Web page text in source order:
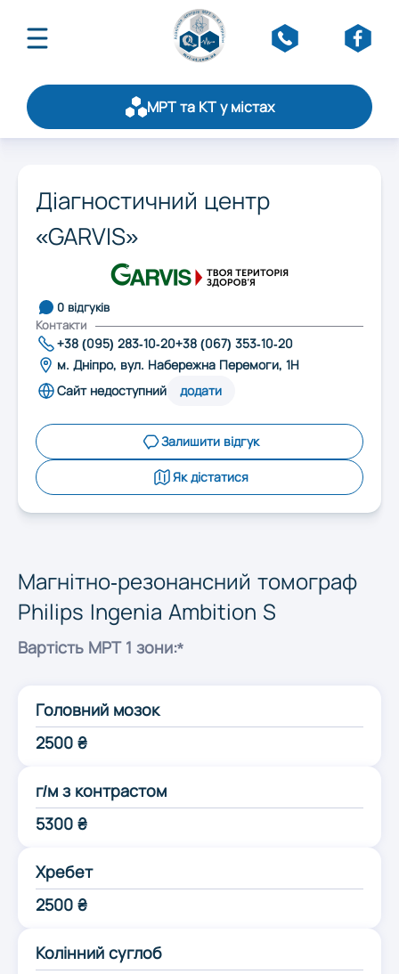
Щорічний рейтинг
Статистика
Стати партнером
Контакти
МРТ та КТ у містах
Вінниця
Житомир
Івано-Франківськ
Кропивницький
Луцьк
Львів
Одеса
Полтава
Діагностичний центр
«GARVIS»
0 відгуків
Контакти
+38 (095) 283-10-20+38 (067) 353-10-20
м. Дніпро, вул. Набережна Перемоги, 1Н
Сайт недоступний
додати
Залишити відгук
Як дістатися
Магнітно-резонансний томограф
Philips Ingenia Ambition S
Вартість МРТ 1 зони:*
Головний мозок
2500 ₴
г/м з контрастом
5300 ₴
Хребет
2500 ₴
Колінний суглоб